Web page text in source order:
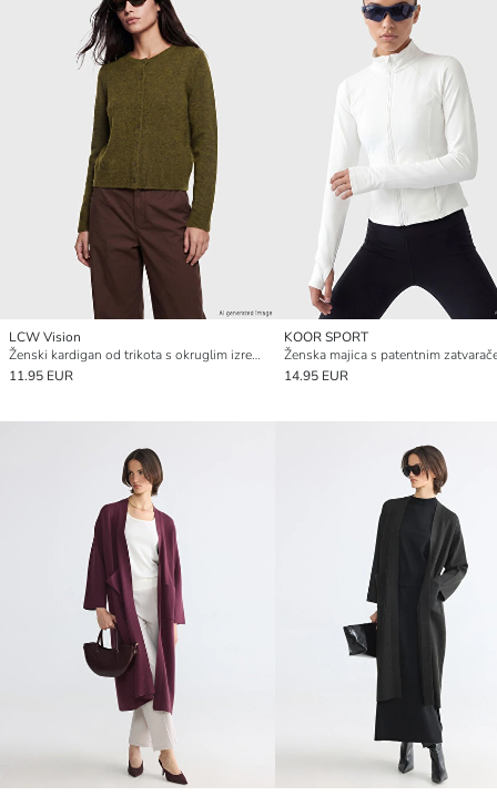
LCW Vision
Ženski kardigan od trikota s okruglim izrezom
11.95 EUR
KOOR SPORT
14.95 EUR